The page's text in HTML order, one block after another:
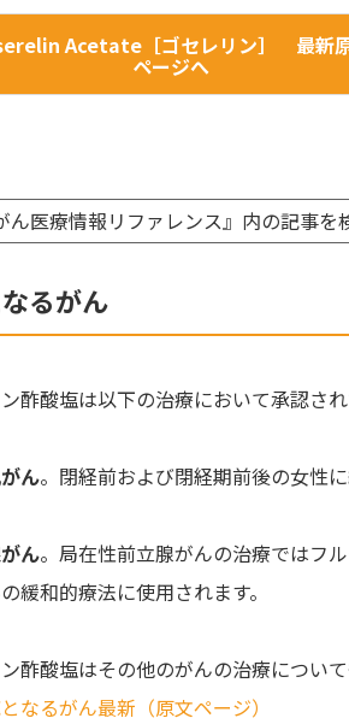
Acetate［ゴセレリン］ 最新
ページへ
ん医療情報リファレンス』内の記
るがん
酢酸塩は以下の治療において承認され
ん。閉経前および閉経期前後の女性
ん。局在性前立腺がんの治療ではフ
緩和的療法に使用されます。
酢酸塩はその他のがんの治療について
なるがん最新（原文ページ）